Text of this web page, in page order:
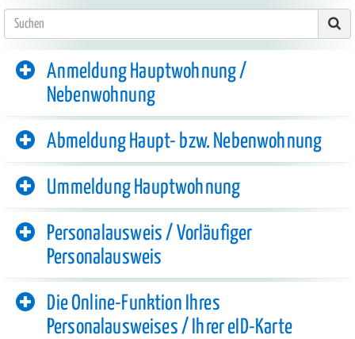
Anmeldung Hauptwohnung /
Nebenwohnung
Abmeldung Haupt- bzw. Nebenwohnung
Ummeldung Hauptwohnung
Personalausweis / Vorläufiger
Personalausweis
Die Online-Funktion Ihres
Personalausweises / Ihrer eID-Karte